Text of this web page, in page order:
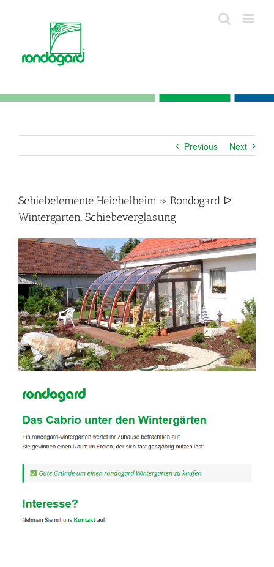
Previous Next
Schiebelemente Heichelheim » Rondogard ᐅ
Wintergarten, Schiebeverglasung